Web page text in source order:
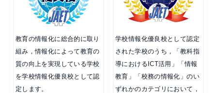
教育の情報化に総合的に取り
組み，情報化によって教育の
質の向上を実現している学校
を学校情報化優良校として認
定します。
学校情報化優良校として認定
された学校のうち，「教科指
導におけるICT活用」「情報
教育」「校務の情報化」のい
ずれかのカテゴリにおいて，